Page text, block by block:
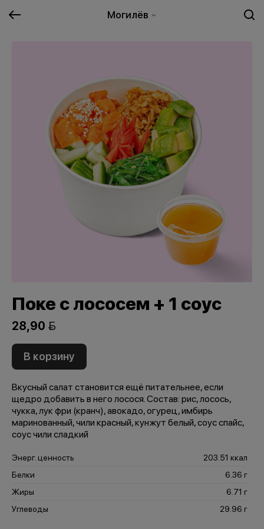
Могилёв
Поке с лососем + 1 соус
28,90 
В корзину
Вкусный салат становится ещё питательнее, если
щедро добавить в него лосося. Состав: рис, лосось,
чукка, лук фри (кранч), авокадо, огурец, имбирь
маринованный, чили красный, кунжут белый, соус спайс,
соус чили сладкий
Энерг. ценность
203.51 ккал
Белки
6.36 г
Жиры
6.71 г
Углеводы
29.96 г